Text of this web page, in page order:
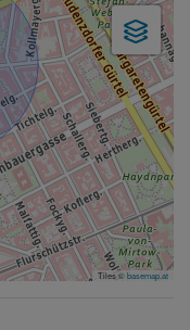
Tiles ©basemap.at